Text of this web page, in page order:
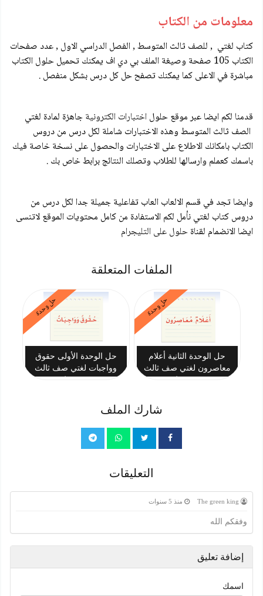
معلومات من الكتاب
كتاب لغتي , للصف ثالث المتوسط , الفصل الدراسي الاول , عدد صفحات
الكتاب 105 صفحة وصيغة الملف بي دي اف يمكنك تحميل حلول الكتاب
مباشرة في الاعلى كما يمكنك تصفح حل كل درس بشكل منفصل .
قدمنا لكم ايضا عبر موقع حلول اختبارات الكترونيةجاهزة لمادة لغتي
الصف ثالث المتوسط وهذه الاختبارات شاملة لكل درس من دروس
الكتاب بامكانك الاطلاع على الاختبارات والحصول على نسخة خاصة فيك
باسمك كعملم وارسالها للطلاب وتصلك النتائج برابط خاص بك .
وايضا تجد في قسم الالعاب العاب تفاعلية جميلة جدا لكل درس من
دروس كتاب لغتي نأمل لكم الاستفادة من كامل محتويات الموقع لاتنسى
ايضا الانضمام لقناةحلول على التليجرام
الملفات المتعلقة
حل وحدة
حل الوحدة الثانية أعلام
معاصرون لغتي صف ثالث
حل وحدة
حل الوحدة الأولى حقوق
وواجبات لغتي صف ثالث
شارك الملف
التعليقات
منذ 5 سنوات
وفقكم الله
إضافة تعليق
اسمك